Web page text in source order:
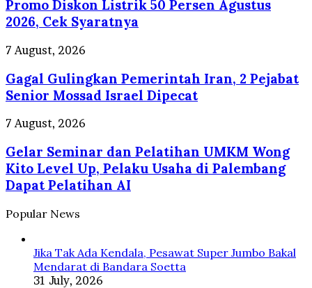
dan
Selokan
Jepang
Listrik
50
Persen
Agustus
2026,
Cek
Syaratnya
Promo Diskon Listrik 50 Persen Agustus
2026, Cek Syaratnya
Gagal
Pemerintah
Iran,
2
Pejabat
Senior
Mossad
Israel
Dipecat
7 August, 2026
Gagal Gulingkan Pemerintah Iran, 2 Pejabat
Senior Mossad Israel Dipecat
Gelar
dan
Pelatihan
UMKM
Wong
Level
Pelaku
Usaha
7 August, 2026
Gelar Seminar dan Pelatihan UMKM Wong
Kito Level Up, Pelaku Usaha di Palembang
Dapat Pelatihan AI
Popular News
Jika Tak Ada Kendala, Pesawat Super Jumbo Bakal
Mendarat di Bandara Soetta
31 July, 2026